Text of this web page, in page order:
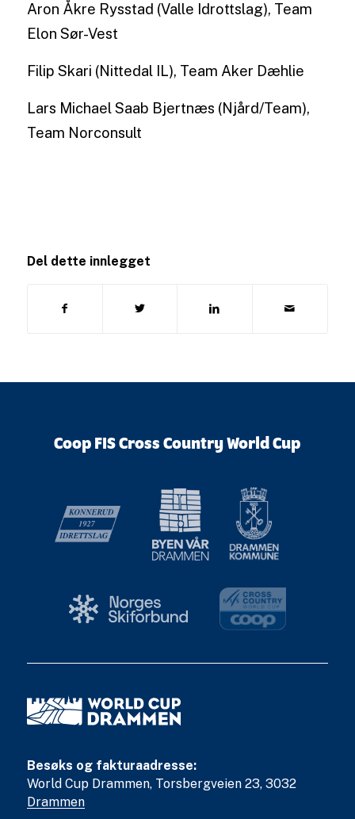
Aron Åkre Rysstad (Valle Idrottslag), Team
Elon Sør-Vest
Filip Skari (Nittedal IL), Team Aker Dæhlie
Lars Michael Saab Bjertnæs (Njård/Team),
Team Norconsult
Del dette innlegget
Coop FIS Cross Country World Cup
Besøks og fakturaadresse:
World Cup Drammen, Torsbergveien 23, 3032
Drammen